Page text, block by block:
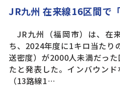
JR九州 在来線16区間で
JR九州（福岡市）は、在
ち、2024年度に1キロ当たり
送密度）が2000人未満だっ
たと発表した。インバウン
（13路線1…